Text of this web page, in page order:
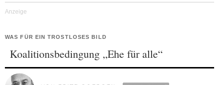
WAS FÜR EIN TROSTLOSES BILD
Koalitionsbedingung „Ehe für alle“